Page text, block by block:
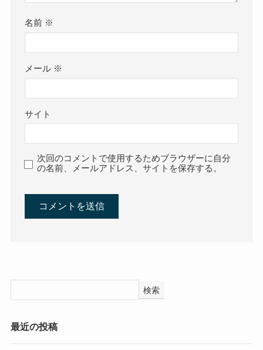
名前 ※
メール ※
サイト
次回のコメントで使用するためブラウザーに自分
の名前、メールアドレス、サイトを保存する。
検索
最近の投稿